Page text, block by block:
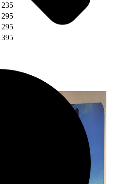
235
295
295
395